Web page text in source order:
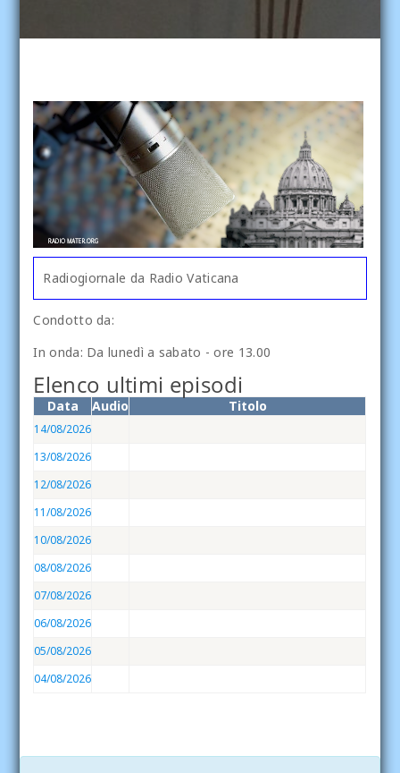
Radiogiornale da Radio Vaticana
Condotto da:
In onda: Da lunedì a sabato - ore 13.00
Elenco ultimi episodi
Data Audio Titolo
14/08/2026
13/08/2026
12/08/2026
11/08/2026
10/08/2026
08/08/2026
07/08/2026
06/08/2026
05/08/2026
04/08/2026